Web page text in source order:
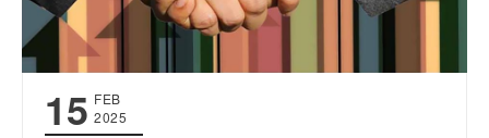
15 FEB
2025